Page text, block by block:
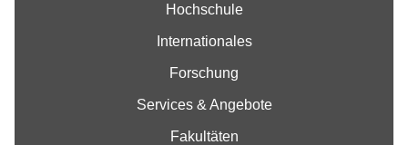
Hochschule
Internationales
Forschung
Services & Angebote
Fakultäten